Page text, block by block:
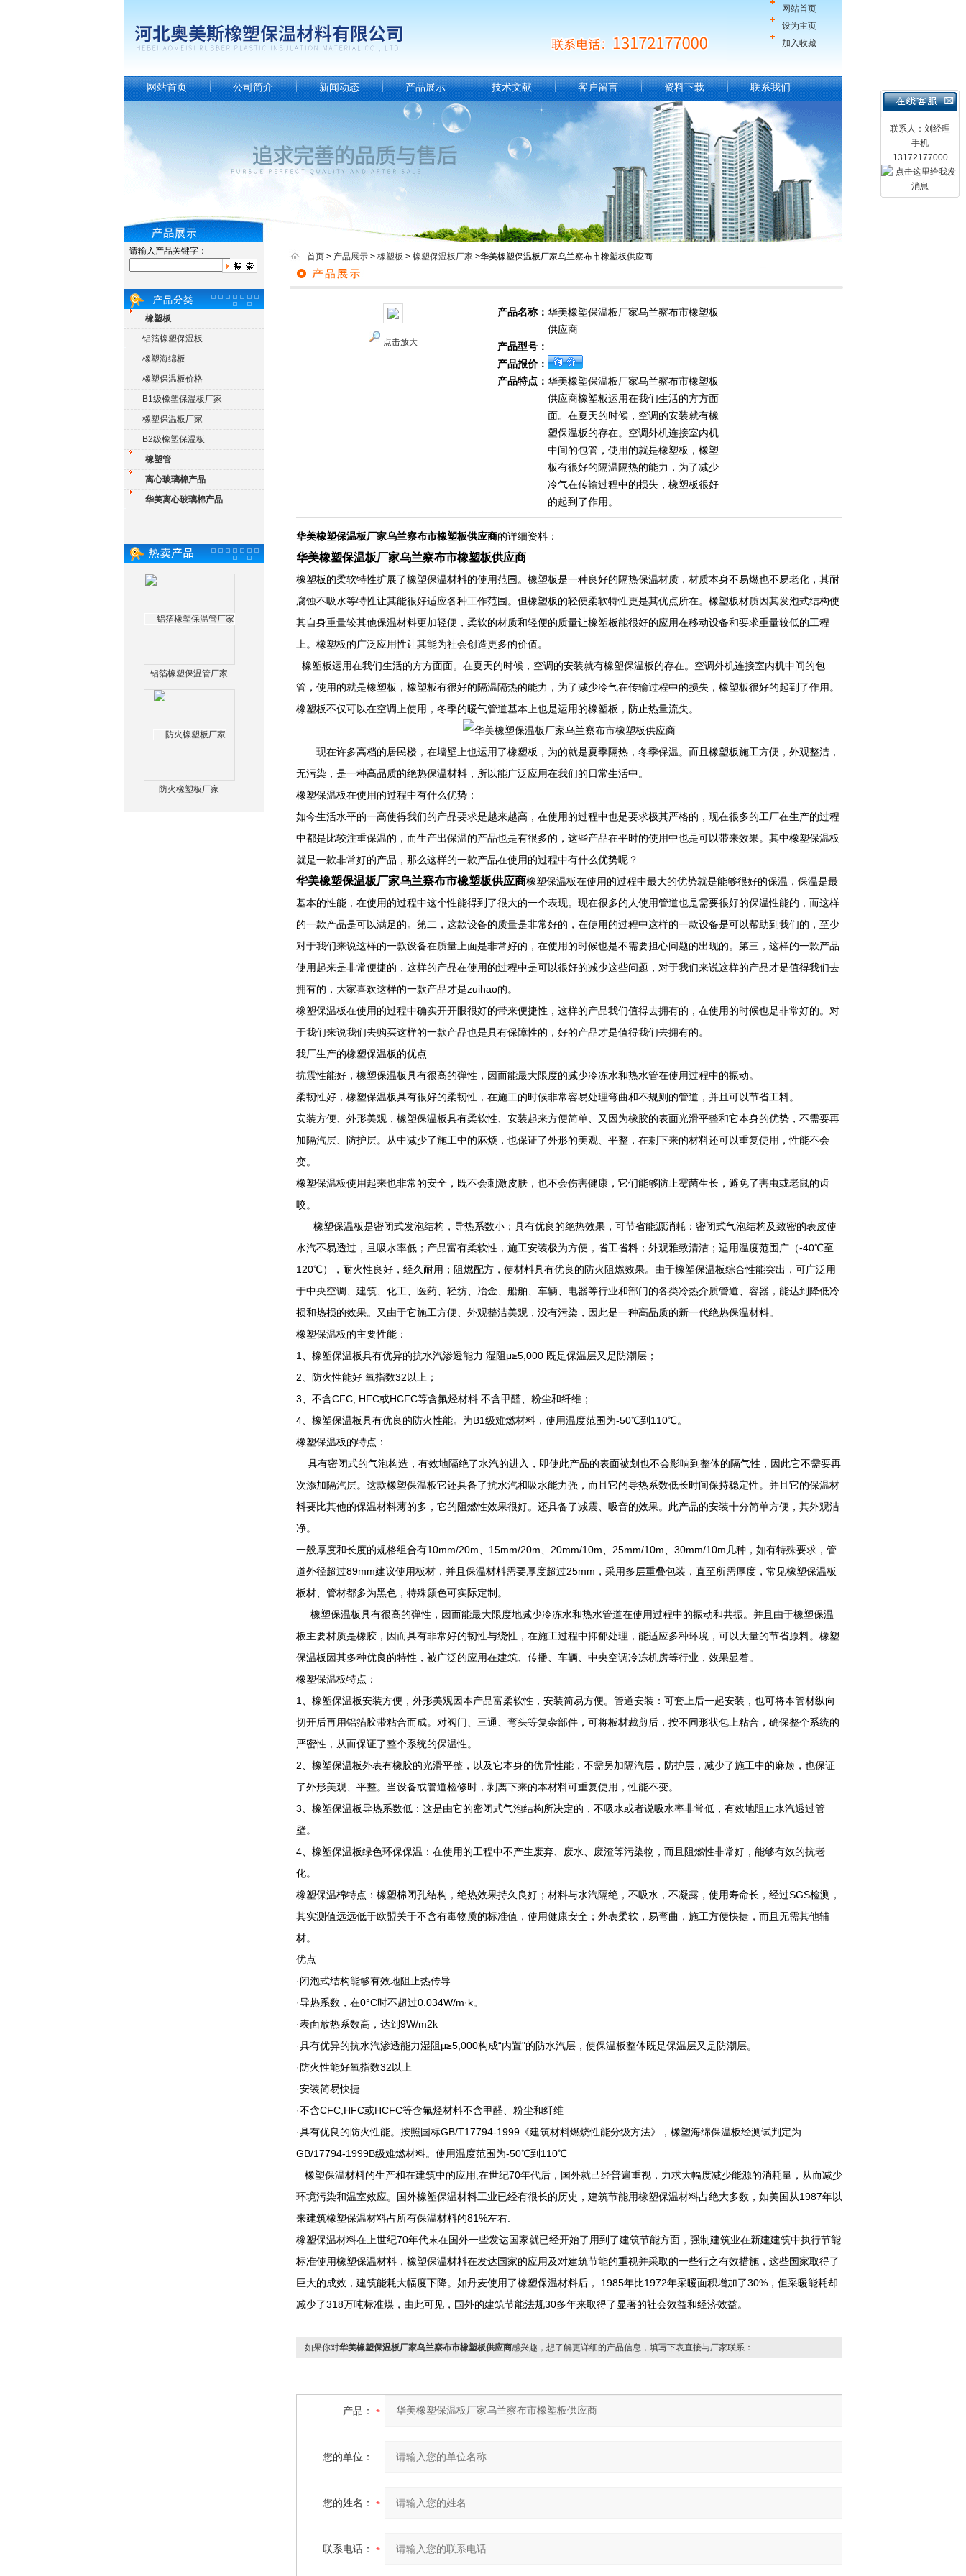
网站首页
设为主页
加入收藏
联系人：刘经理
手机
13172177000
网站首页 公司简介 新闻动态 产品展示 技术文献 客户留言 资料下载 联系我们
请输入产品关键字：
橡塑板
铝箔橡塑保温板
橡塑海绵板
橡塑保温板价格
B1级橡塑保温板厂家
橡塑保温板厂家
B2级橡塑保温板
橡塑管
离心玻璃棉产品
华美离心玻璃棉产品
铝箔橡塑保温管厂家
防火橡塑板厂家
首页 > 产品展示 > 橡塑板 > 橡塑保温板厂家 >华美橡塑保温板厂家乌兰察布市橡塑板供应商
点击放大
产品名称： 华美橡塑保温板厂家乌兰察布市橡塑板
供应商
产品型号：
产品报价：
产品特点： 华美橡塑保温板厂家乌兰察布市橡塑板
供应商橡塑板运用在我们生活的方方面
面。在夏天的时候，空调的安装就有橡
塑保温板的存在。空调外机连接室内机
中间的包管，使用的就是橡塑板，橡塑
板有很好的隔温隔热的能力，为了减少
冷气在传输过程中的损失，橡塑板很好
的起到了作用。
华美橡塑保温板厂家乌兰察布市橡塑板供应商的详细资料：
华美橡塑保温板厂家乌兰察布市橡塑板供应商
橡塑板的柔软特性扩展了橡塑保温材料的使用范围。橡塑板是一种良好的隔热保温材质，材质本身不易燃也不易老化，其耐
腐蚀不吸水等特性让其能很好适应各种工作范围。但橡塑板的轻便柔软特性更是其优点所在。橡塑板材质因其发泡式结构使
其自身重量较其他保温材料更加轻便，柔软的材质和轻便的质量让橡塑板能很好的应用在移动设备和要求重量较低的工程
上。橡塑板的广泛应用性让其能为社会创造更多的价值。
橡塑板运用在我们生活的方方面面。在夏天的时候，空调的安装就有橡塑保温板的存在。空调外机连接室内机中间的包
管，使用的就是橡塑板，橡塑板有很好的隔温隔热的能力，为了减少冷气在传输过程中的损失，橡塑板很好的起到了作用。
橡塑板不仅可以在空调上使用，冬季的暖气管道基本上也是运用的橡塑板，防止热量流失。
现在许多高档的居民楼，在墙壁上也运用了橡塑板，为的就是夏季隔热，冬季保温。而且橡塑板施工方便，外观整洁，
无污染，是一种高品质的绝热保温材料，所以能广泛应用在我们的日常生活中。
橡塑保温板在使用的过程中有什么优势：
如今生活水平的一高使得我们的产品要求是越来越高，在使用的过程中也是要求极其严格的，现在很多的工厂在生产的过程
中都是比较注重保温的，而生产出保温的产品也是有很多的，这些产品在平时的使用中也是可以带来效果。其中橡塑保温板
就是一款非常好的产品，那么这样的一款产品在使用的过程中有什么优势呢？
华美橡塑保温板厂家乌兰察布市橡塑板供应商橡塑保温板在使用的过程中最大的优势就是能够很好的保温，保温是最
基本的性能，在使用的过程中这个性能得到了很大的一个表现。现在很多的人使用管道也是需要很好的保温性能的，而这样
的一款产品是可以满足的。第二，这款设备的质量是非常好的，在使用的过程中这样的一款设备是可以帮助到我们的，至少
对于我们来说这样的一款设备在质量上面是非常好的，在使用的时候也是不需要担心问题的出现的。第三，这样的一款产品
使用起来是非常便捷的，这样的产品在使用的过程中是可以很好的减少这些问题，对于我们来说这样的产品才是值得我们去
拥有的，大家喜欢这样的一款产品才是zuihao的。
橡塑保温板在使用的过程中确实开开眼很好的带来便捷性，这样的产品我们值得去拥有的，在使用的时候也是非常好的。对
于我们来说我们去购买这样的一款产品也是具有保障性的，好的产品才是值得我们去拥有的。
我厂生产的橡塑保温板的优点
抗震性能好，橡塑保温板具有很高的弹性，因而能最大限度的减少冷冻水和热水管在使用过程中的振动。
柔韧性好，橡塑保温板具有很好的柔韧性，在施工的时候非常容易处理弯曲和不规则的管道，并且可以节省工料。
安装方便、外形美观，橡塑保温板具有柔软性、安装起来方便简单、又因为橡胶的表面光滑平整和它本身的优势，不需要再
加隔汽层、防护层。从中减少了施工中的麻烦，也保证了外形的美观、平整，在剩下来的材料还可以重复使用，性能不会
变。
橡塑保温板使用起来也非常的安全，既不会刺激皮肤，也不会伤害健康，它们能够防止霉菌生长，避免了害虫或老鼠的齿
咬。
橡塑保温板是密闭式发泡结构，导热系数小；具有优良的绝热效果，可节省能源消耗：密闭式气泡结构及致密的表皮使
水汽不易透过，且吸水率低；产品富有柔软性，施工安装极为方便，省工省料；外观雅致清洁；适用温度范围广（-40℃至
120℃），耐火性良好，经久耐用；阻燃配方，使材料具有优良的防火阻燃效果。由于橡塑保温板综合性能突出，可广泛用
于中央空调、建筑、化工、医药、轻纺、冶金、船舶、车辆、电器等行业和部门的各类冷热介质管道、容器，能达到降低冷
损和热损的效果。又由于它施工方便、外观整洁美观，没有污染，因此是一种高品质的新一代绝热保温材料。
橡塑保温板的主要性能：
1、橡塑保温板具有优异的抗水汽渗透能力 湿阻μ≥5,000 既是保温层又是防潮层；
2、防火性能好 氧指数32以上；
3、不含CFC, HFC或HCFC等含氟烃材料 不含甲醛、粉尘和纤维；
4、橡塑保温板具有优良的防火性能。为B1级难燃材料，使用温度范围为-50℃到110℃。
橡塑保温板的特点：
具有密闭式的气泡构造，有效地隔绝了水汽的进入，即使此产品的表面被划也不会影响到整体的隔气性，因此它不需要再
次添加隔汽层。这款橡塑保温板它还具备了抗水汽和吸水能力强，而且它的导热系数低长时间保持稳定性。并且它的保温材
料要比其他的保温材料薄的多，它的阻燃性效果很好。还具备了减震、吸音的效果。此产品的安装十分简单方便，其外观洁
净。
一般厚度和长度的规格组合有10mm/20m、15mm/20m、20mm/10m、25mm/10m、30mm/10m几种，如有特殊要求，管
道外径超过89mm建议使用板材，并且保温材料需要厚度超过25mm，采用多层重叠包装，直至所需厚度，常见橡塑保温板
板材、管材都多为黑色，特殊颜色可实际定制。
橡塑保温板具有很高的弹性，因而能最大限度地减少冷冻水和热水管道在使用过程中的振动和共振。并且由于橡塑保温
板主要材质是橡胶，因而具有非常好的韧性与绕性，在施工过程中抑郁处理，能适应多种环境，可以大量的节省原料。橡塑
保温板因其多种优良的特性，被广泛的应用在建筑、传播、车辆、中央空调冷冻机房等行业，效果显着。
橡塑保温板特点：
1、橡塑保温板安装方便，外形美观因本产品富柔软性，安装简易方便。管道安装：可套上后一起安装，也可将本管材纵向
切开后再用铝箔胶带粘合而成。对阀门、三通、弯头等复杂部件，可将板材裁剪后，按不同形状包上粘合，确保整个系统的
严密性，从而保证了整个系统的保温性。
2、橡塑保温板外表有橡胶的光滑平整，以及它本身的优异性能，不需另加隔汽层，防护层，减少了施工中的麻烦，也保证
了外形美观、平整。当设备或管道检修时，剥离下来的本材料可重复使用，性能不变。
3、橡塑保温板导热系数低：这是由它的密闭式气泡结构所决定的，不吸水或者说吸水率非常低，有效地阻止水汽透过管
壁。
4、橡塑保温板绿色环保保温：在使用的工程中不产生废弃、废水、废渣等污染物，而且阻燃性非常好，能够有效的抗老
化。
橡塑保温棉特点：橡塑棉闭孔结构，绝热效果持久良好；材料与水汽隔绝，不吸水，不凝露，使用寿命长，经过SGS检测，
其实测值远远低于欧盟关于不含有毒物质的标准值，使用健康安全；外表柔软，易弯曲，施工方便快捷，而且无需其他辅
材。
优点
·闭泡式结构能够有效地阻止热传导
·导热系数，在0°C时不超过0.034W/m·k。
·表面放热系数高，达到9W/m2k
·具有优异的抗水汽渗透能力湿阻μ≥5,000构成“内置"的防水汽层，使保温板整体既是保温层又是防潮层。
·防火性能好氧指数32以上
·安装简易快捷
·不含CFC,HFC或HCFC等含氟烃材料不含甲醛、粉尘和纤维
·具有优良的防火性能。按照国标GB/T17794-1999《建筑材料燃烧性能分级方法》，橡塑海绵保温板经测试判定为
GB/17794-1999B级难燃材料。使用温度范围为-50℃到110℃
橡塑保温材料的生产和在建筑中的应用,在世纪70年代后，国外就己经普遍重视，力求大幅度减少能源的消耗量，从而减少
环境污染和温室效应。国外橡塑保温材料工业已经有很长的历史，建筑节能用橡塑保温材料占绝大多数，如美国从1987年以
来建筑橡塑保温材料占所有保温材料的81%左右.
橡塑保温材料在上世纪70年代末在国外一些发达国家就已经开始了用到了建筑节能方面，强制建筑业在新建建筑中执行节能
标准使用橡塑保温材料，橡塑保温材料在发达国家的应用及对建筑节能的重视并采取的一些行之有效措施，这些国家取得了
巨大的成效，建筑能耗大幅度下降。如丹麦使用了橡塑保温材料后， 1985年比1972年采暖面积增加了30%，但采暖能耗却
减少了318万吨标准煤，由此可见，国外的建筑节能法规30多年来取得了显著的社会效益和经济效益。
如果你对华美橡塑保温板厂家乌兰察布市橡塑板供应商感兴趣，想了解更详细的产品信息，填写下表直接与厂家联系：
产品：
您的单位：
您的姓名：
联系电话：